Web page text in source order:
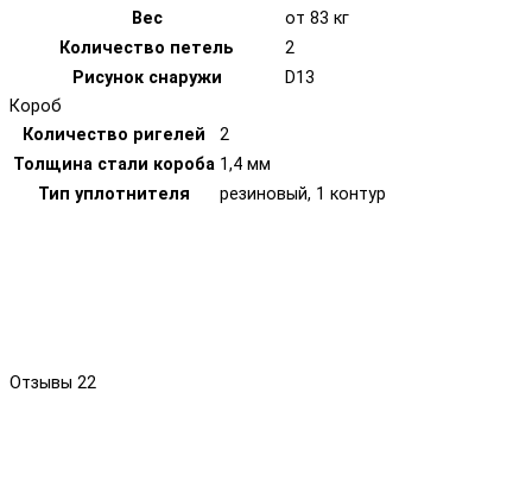
Вес
от 83 кг
Количество петель
2
Рисунок снаружи
D13
Короб
Количество ригелей
2
Толщина стали короба 1,4 мм
Тип уплотнителя
резиновый, 1 контур
Отзывы 22